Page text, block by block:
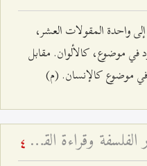
واحدة المقولات العشر،
في موضوع، كالألوان. مقابل
موضوع كالإنسان. (م)
المسافة بيننا وبين الله - دور الفلسفة وقراءة القرآن في معرفة الله 4